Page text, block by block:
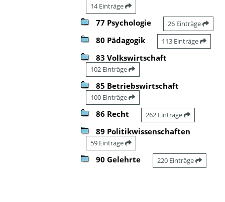
14 Einträge
77 Psychologie 26 Einträge
80 Pädagogik 113 Einträge
83 Volkswirtschaft
102 Einträge
85 Betriebswirtschaft
100 Einträge
86 Recht 262 Einträge
89 Politikwissenschaften
59 Einträge
90 Gelehrte 220 Einträge